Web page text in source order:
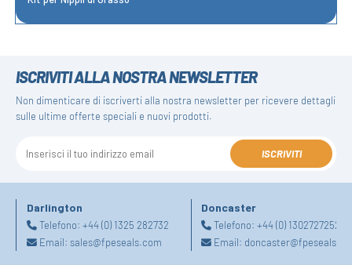
ISCRIVITI ALLA NOSTRA NEWSLETTER
Non dimenticare di iscriverti alla nostra newsletter per ricevere dettagli
sulle ultime offerte speciali e nuovi prodotti.
ISCRIVITI
Darlington
Telefono: +44 (0) 1325 282732
Email: sales@fpeseals.com
Doncaster
Telefono:+44 (0) 1302727252
Email: